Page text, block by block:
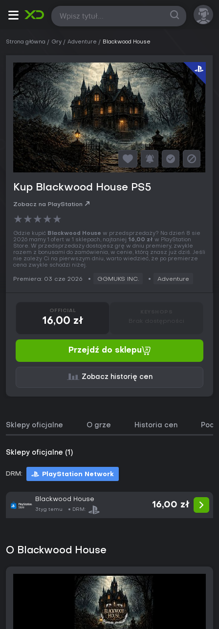
Wszystkie
Strona główna Gry Adventure Blackwood House
Kup Blackwood House PS5
Zobacz na PlayStation
★★★★★
Gdzie kupić Blackwood House w przedsprzedaży? Na dzień 8 sie
2026 mamy 1 ofert w 1 sklepach, najtaniej 16,00 zł w PlayStation
Store. W przedsprzedaży dostajesz grę w dniu premiery, zwykle
razem z bonusami do zamówienia, w cenie, którą znasz już dziś. Jeśli
nie zależy Ci na pierwszym dniu, warto wiedzieć, że po premierze
cena zwykle schodzi niżej.
Premiera: 03 cze 2026 GGMUKS INC. Adventure
OFFICIAL
16,00 zł Brak dostępności
Przejdź do sklepu
Zobacz historię cen
Sklepy oficjalne O grze Historia cen
Sklepy oficjalne (1)
DRM: PlayStation Network
Blackwood House
3tyg temu DRM:
16,00 zł
O Blackwood House